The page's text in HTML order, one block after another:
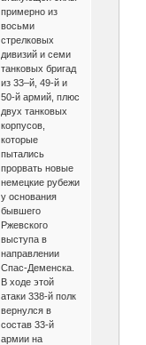
примерно из
восьми
стрелковых
дивизий и семи
танковых бригад
из 33–й, 49-й и
50-й армий, плюс
двух танковых
корпусов,
которые
пытались
прорвать новые
немецкие рубежи
у основания
бывшего
Ржевского
выступа в
направлении
Спас-Деменска.
В ходе этой
атаки 338-й полк
вернулся в
состав 33-й
армии на